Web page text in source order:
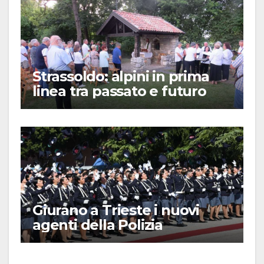
Strassoldo: alpini in prima
linea tra passato e futuro
Giurano a Trieste i nuovi
agenti della Polizia